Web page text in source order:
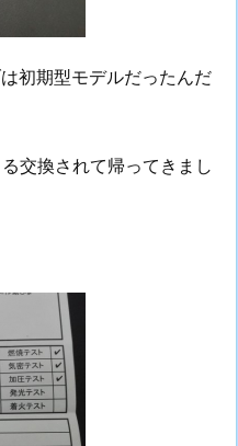
初期型モデルだったんだ
交換されて帰ってきまし